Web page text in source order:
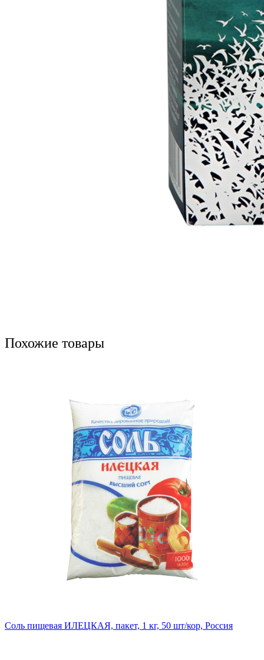
Похожие товары
Соль пищевая ИЛЕЦКАЯ, пакет, 1 кг, 50 шт/кор, Россия